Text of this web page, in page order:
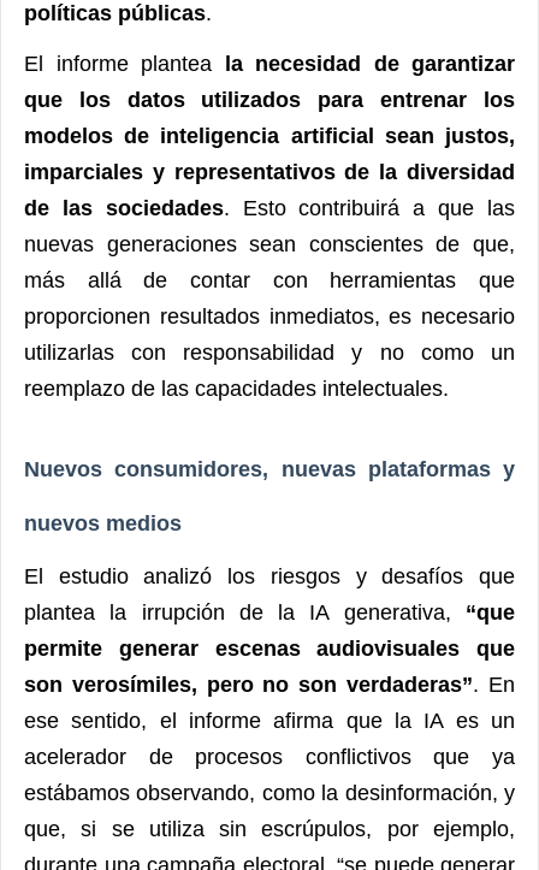
políticas públicas.
El informe plantea
la necesidad de garantizar
que los datos utilizados para entrenar los
modelos de inteligencia artificial sean justos,
imparciales y representativos de la diversidad
de las sociedades. Esto contribuirá a que las
nuevas generaciones sean conscientes de que,
más allá de contar con herramientas que
proporcionen resultados inmediatos, es necesario
utilizarlas con responsabilidad y no como un
reemplazo de las capacidades intelectuales.
Nuevos consumidores, nuevas plataformas y
nuevos medios
El estudio analizó los riesgos y desafíos que
plantea la irrupción de la IA generativa, “que
permite generar escenas audiovisuales que
son verosímiles, pero no son verdaderas”. En
ese sentido, el informe afirma que la IA es un
acelerador de procesos conflictivos que ya
estábamos observando, como la desinformación, y
que, si se utiliza sin escrúpulos, por ejemplo,